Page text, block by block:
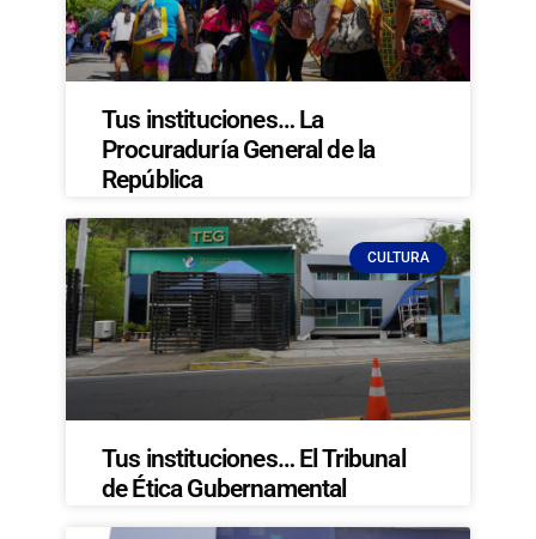
Tus instituciones… La
Procuraduría General de la
República
CULTURA
Tus instituciones… El Tribunal
de Ética Gubernamental